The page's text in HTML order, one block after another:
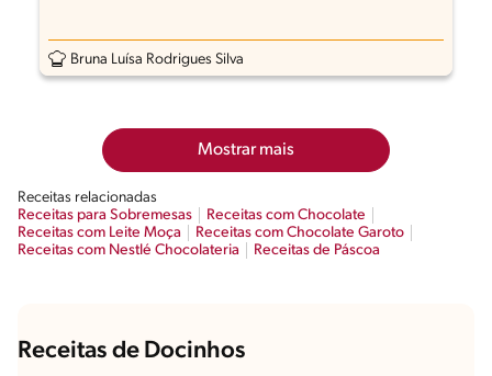
Bruna Luísa Rodrigues Silva
Mostrar mais
Receitas relacionadas
Receitas para Sobremesas
Receitas com Chocolate
Receitas com Leite Moça
Receitas com Chocolate Garoto
Receitas com Nestlé Chocolateria
Receitas de Páscoa
Receitas de Docinhos